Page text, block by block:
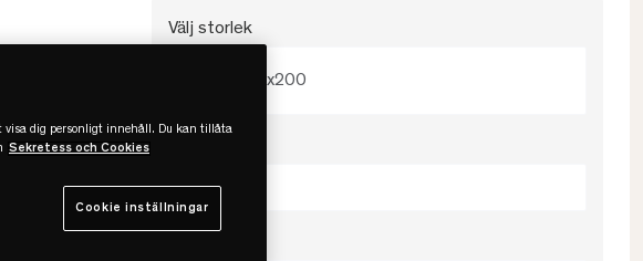
Välj storlek
180x200
Beige
visa dig personligt innehåll. Du kan tillåta
Sekretess och Cookies
Cookie inställningar